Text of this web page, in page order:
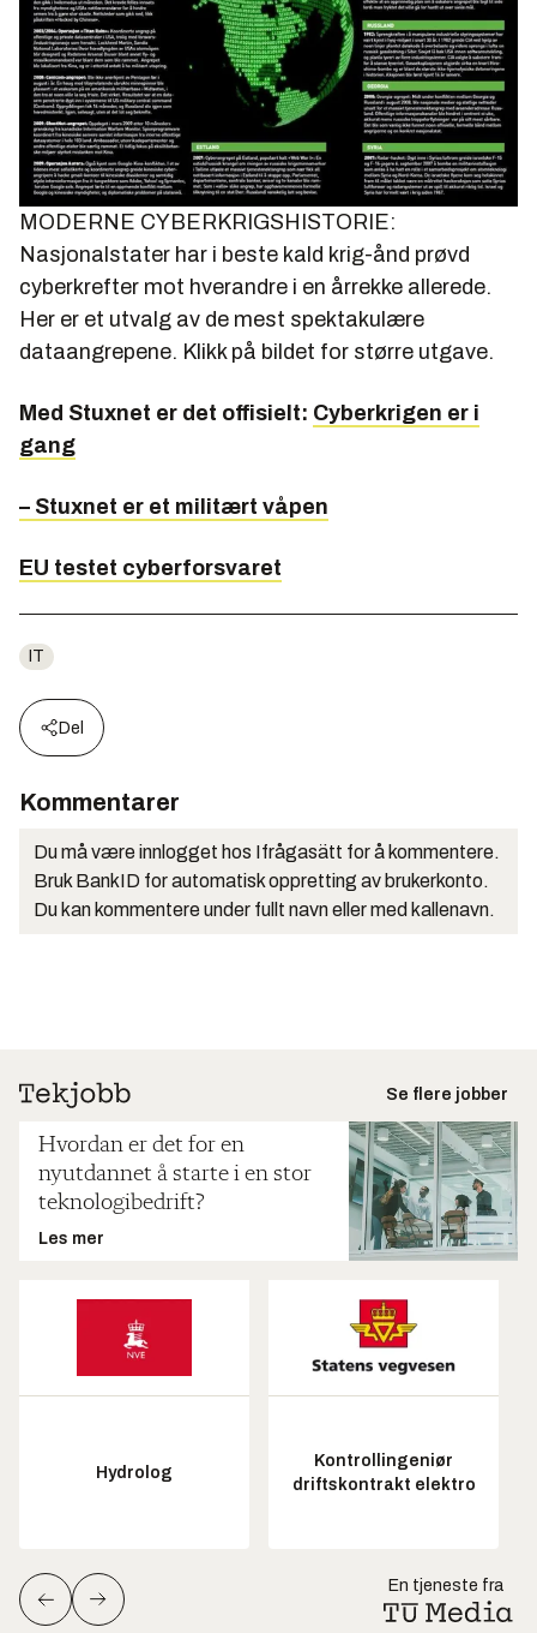
MODERNE CYBERKRIGSHISTORIE:
Nasjonalstater har i beste kald krig-ånd prøvd
cyberkrefter mot hverandre i en årrekke allerede.
Her er et utvalg av de mest spektakulære
dataangrepene. Klikk på bildet for større utgave.
Med Stuxnet er det offisielt: Cyberkrigen er i
gang
– Stuxnet er et militært våpen
EU testet cyberforsvaret
IT
Del
Kommentarer
Du må være innlogget hos Ifrågasätt for å kommentere.
Bruk BankID for automatisk oppretting av brukerkonto.
Du kan kommentere under fullt navn eller med kallenavn.
Se flere jobber
Hvordan er det for en
nyutdannet å starte i en stor
teknologibedrift?
Les mer
Hydrolog
Kontrollingeniør
driftskontrakt elektro
En tjeneste fra